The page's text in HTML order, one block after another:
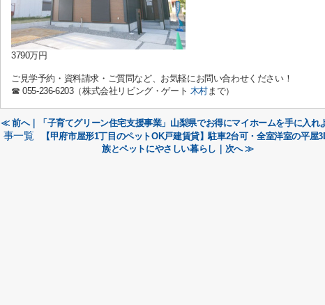
3790万円
ご見学予約・資料請求・ご質問など、お気軽にお問い合わせください！
☎ 055-236-6203（株式会社リビング・ゲート 木村 まで）
≪ 前へ｜「子育てグリーン住宅支援事業」山梨県でお得にマイホームを手に入れ
事一覧
【甲府市屋形1丁目のペットOK戸建賃貸】駐車2台可・全室洋室の平屋
族とペットにやさしい暮らし｜次へ ≫